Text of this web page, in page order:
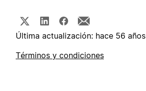
Última actualización: hace 56 años
Términos y condiciones